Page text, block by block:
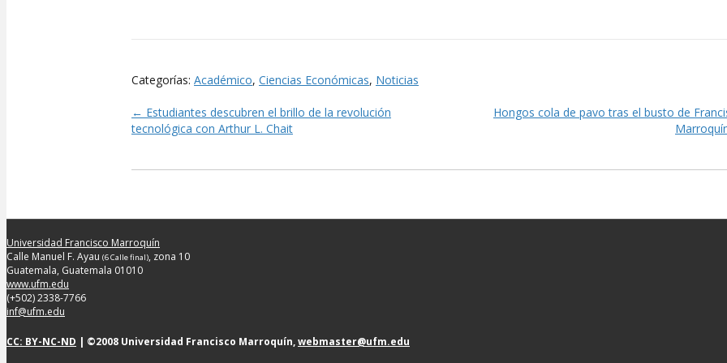
Categorías: Académico, Ciencias Económicas, Noticias
Posts
← Estudiantes descubren el brillo de la revolución
tecnológica con Arthur L. Chait
Hongos cola de pavo tras el busto de
Universidad Francisco Marroquín
Calle Manuel F. Ayau (6 Calle final), zona 10
Guatemala, Guatemala 01010
www.ufm.edu
(+502) 2338-7766
inf@ufm.edu
CC: BY-NC-ND | ©2008 Universidad Francisco Marroquín,webmaster@ufm.edu